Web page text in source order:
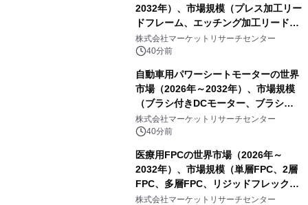
2032年）、市場規模（プレス加工リー
ドフレーム、エッチング加工リードフ
レーム）・分析レポートを発表
株式会社マーケットリサーチセンター
40分前
自動車用パワーシートモーターの世界
市場（2026年～2032年）、市場規模
（ブラシ付きDCモーター、ブラシレ
スDCモーター）・分析レポートを発
表
株式会社マーケットリサーチセンター
40分前
医療用FPCの世界市場（2026年～
2032年）、市場規模（単層FPC、2層
FPC、多層FPC、リジッドフレックス
PCB）・分析レポートを発表
株式会社マーケットリサーチセンター